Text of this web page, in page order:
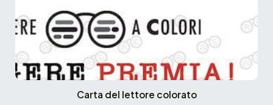
Carta del lettore colorato